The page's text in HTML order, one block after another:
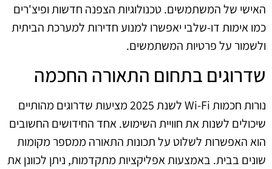
האישי של המשתמשים. טכנולוגיות הצפנה חדשות ופיצ'רים
כמו אימות דו-שלבי יאפשרו למנוע חדירות למערכת הביתית
ולשמור על פרטיות המשתמשים.
שדרוגים בתחום התאורה החכמה
נורות חכמות Wi-Fi לשנת 2025 מציעות שדרוגים מהותיים
שיכולים לשנות את חוויית השימוש. אחד החידושים החשובים
הוא האפשרות לשלוט על תכונות התאורה ממספר מקומות
שונים בבית. באמצעות אפליקציות מתקדמות, ניתן לכוונן את